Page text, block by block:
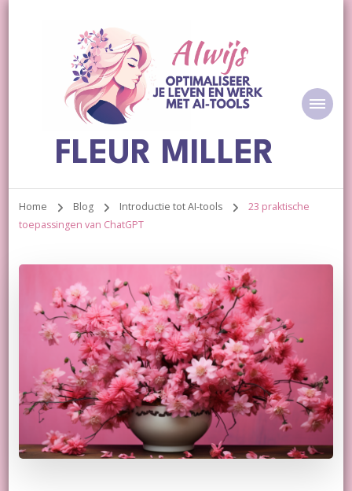
FLEUR MILLER
Home Blog Introductie tot AI-tools
23 praktische
toepassingen van ChatGPT